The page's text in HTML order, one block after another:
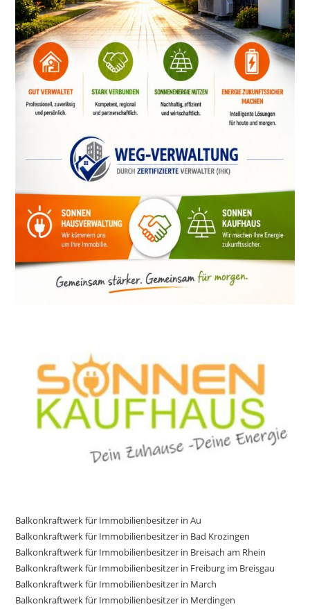
Balkonkraftwerk für Immobilienbesitzer in Au
Balkonkraftwerk für Immobilienbesitzer in Bad Krozingen
Balkonkraftwerk für Immobilienbesitzer in Breisach am Rhein
Balkonkraftwerk für Immobilienbesitzer in Freiburg im Breisgau
Balkonkraftwerk für Immobilienbesitzer in March
Balkonkraftwerk für Immobilienbesitzer in Merdingen